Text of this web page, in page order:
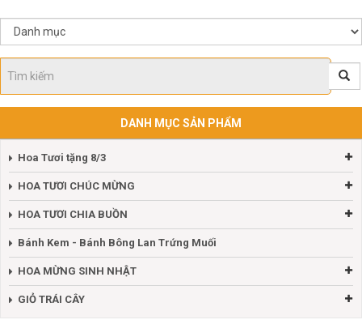
DANH MỤC SẢN PHẨM
Hoa Tươi tặng 8/3
HOA TƯƠI CHÚC MỪNG
HOA TƯƠI CHIA BUỒN
Bánh Kem - Bánh Bông Lan Trứng Muối
HOA MỪNG SINH NHẬT
GIỎ TRÁI CÂY